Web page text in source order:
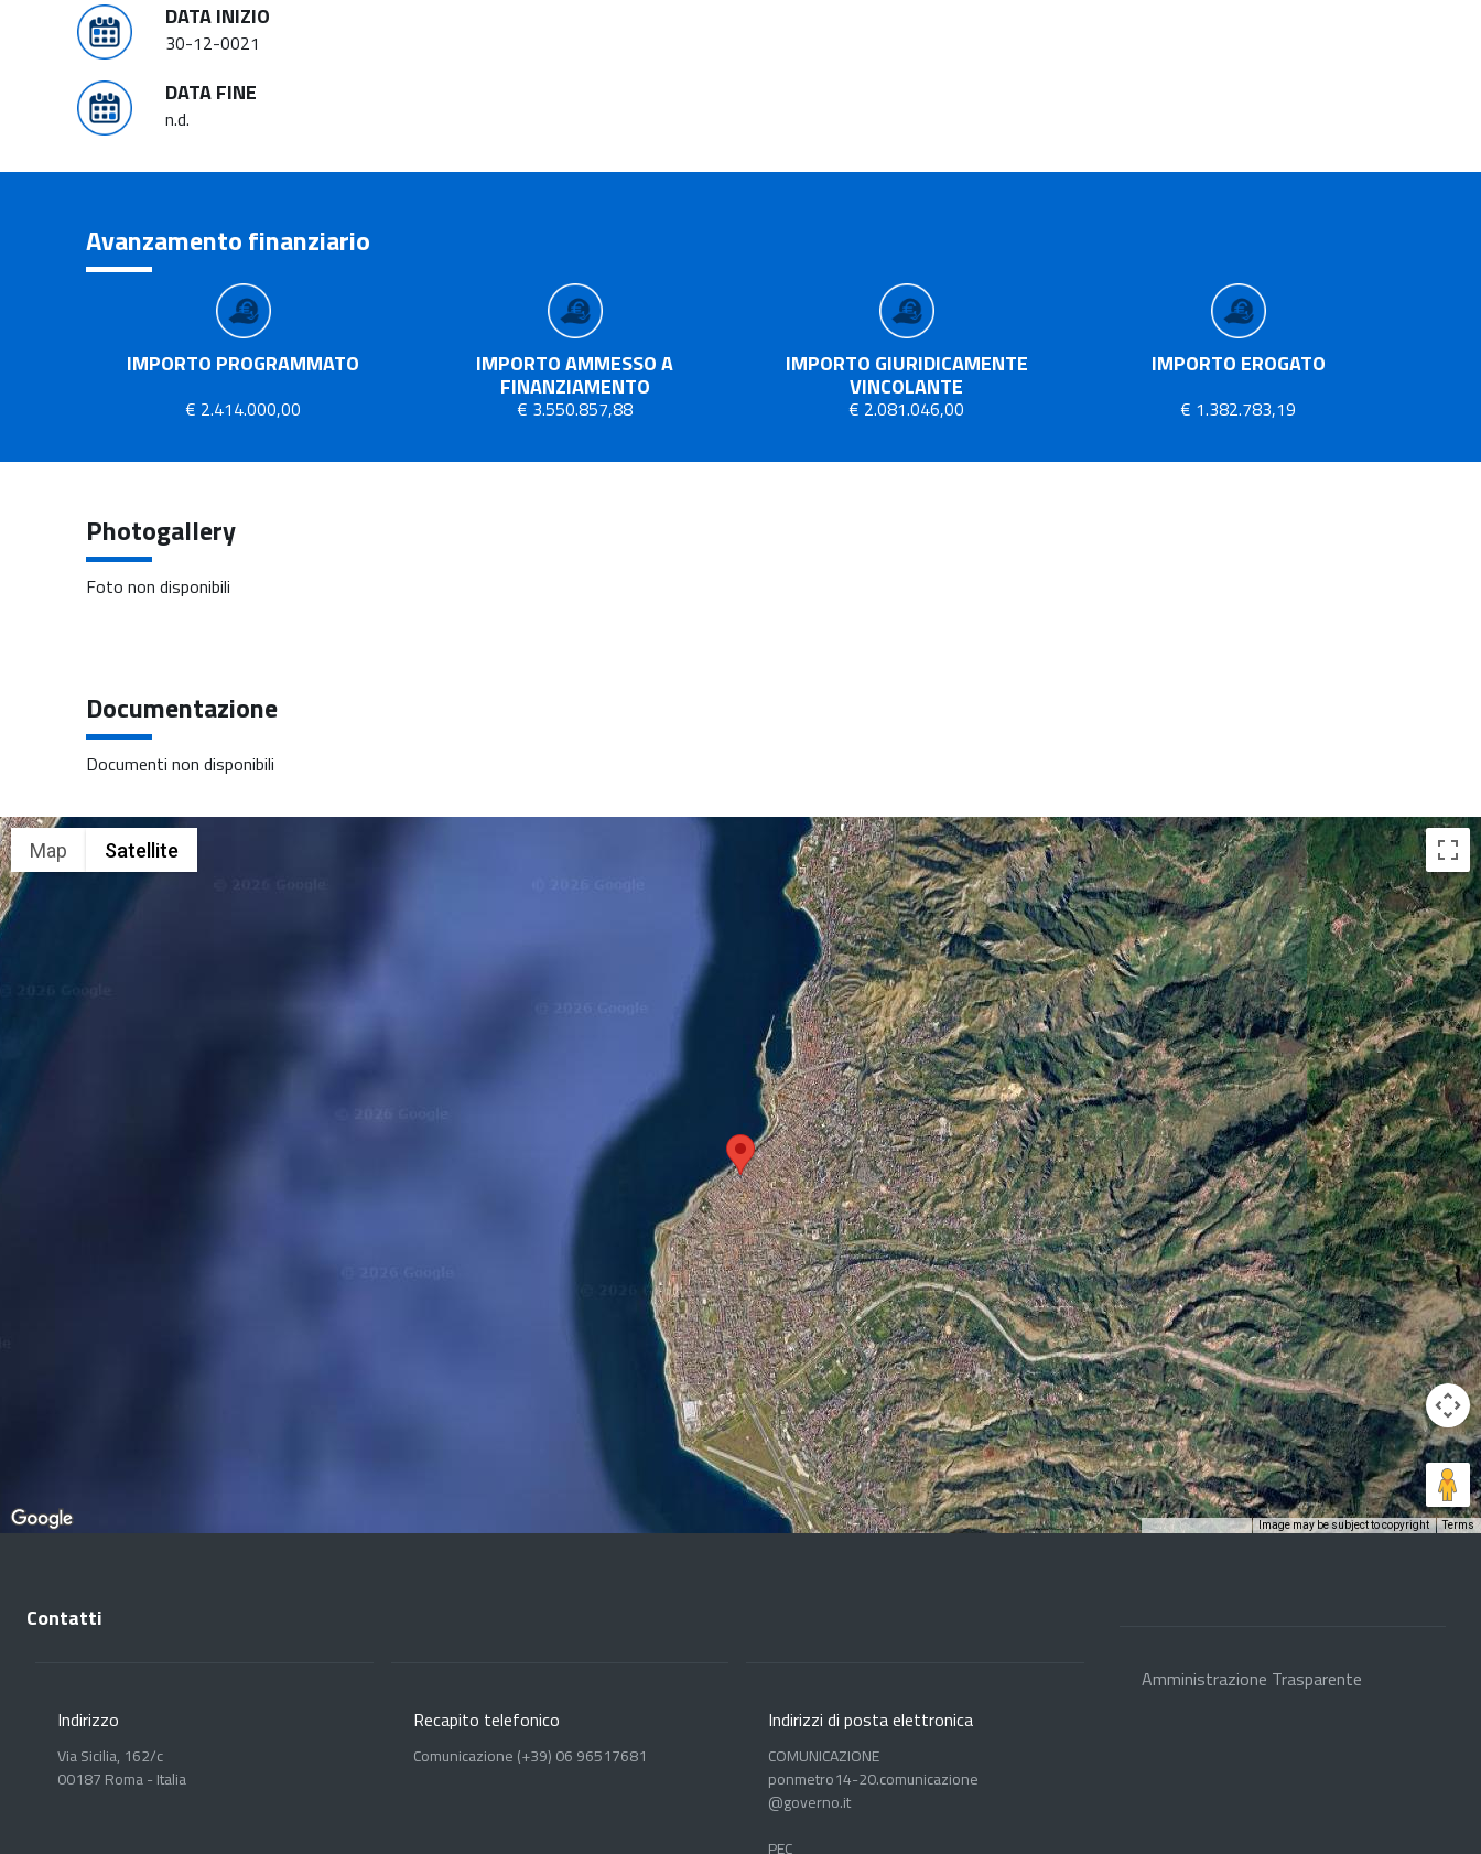
DATA INIZIO
30-12-0021
DATA FINE
n.d.
Avanzamento finanziario
IMPORTO PROGRAMMATO
€ 2.414.000,00
IMPORTO AMMESSO A
FINANZIAMENTO
€ 3.550.857,88
IMPORTO GIURIDICAMENTE
VINCOLANTE
€ 2.081.046,00
IMPORTO EROGATO
€ 1.382.783,19
Photogallery
Foto non disponibili
Documentazione
Documenti non disponibili
Map Satellite
Image may be subject to copyright Terms
Contatti
Indirizzo
Via Sicilia, 162/c
00187 Roma - Italia
Recapito telefonico
Comunicazione (+39) 06 96517681
Indirizzi di posta elettronica
COMUNICAZIONE
ponmetro14-20.comunicazione
@governo.it
PEC
Amministrazione Trasparente